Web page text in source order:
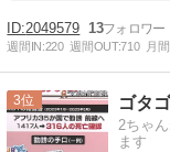
2049579 13
週間IN:220 週間OUT:710 月
3 ゴタ
2ちゃ
ます